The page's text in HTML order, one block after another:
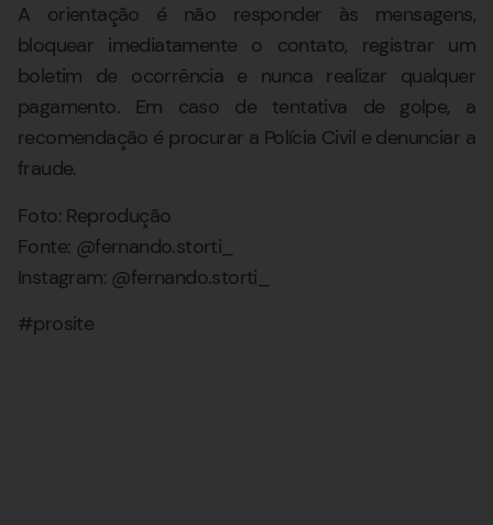
A orientação é não responder às mensagens,
bloquear imediatamente o contato, registrar um
boletim de ocorrência e nunca realizar qualquer
pagamento. Em caso de tentativa de golpe, a
recomendação é procurar a Polícia Civil e denunciar a
fraude.
Foto: Reprodução
Fonte: @fernando.storti_
Instagram: @fernando.storti_
#prosite